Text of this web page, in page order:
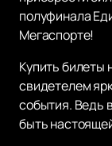
полуфинала
Мегаспорте!
Купить билеты
свидетелем
события. Ведь
быть